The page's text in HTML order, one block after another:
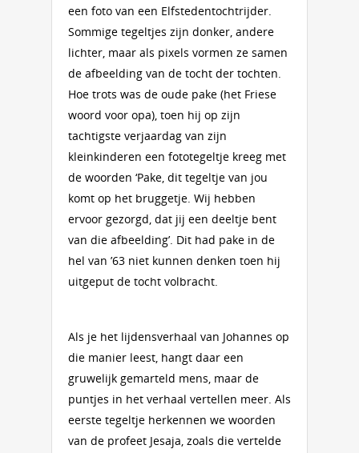
een foto van een Elfstedentochtrijder.
Sommige tegeltjes zijn donker, andere
lichter, maar als pixels vormen ze samen
de afbeelding van de tocht der tochten.
Hoe trots was de oude pake (het Friese
woord voor opa), toen hij op zijn
tachtigste verjaardag van zijn
kleinkinderen een fototegeltje kreeg met
de woorden ‘Pake, dit tegeltje van jou
komt op het bruggetje. Wij hebben
ervoor gezorgd, dat jij een deeltje bent
van die afbeelding’. Dit had pake in de
hel van ’63 niet kunnen denken toen hij
uitgeput de tocht volbracht.
Als je het lijdensverhaal van Johannes op
die manier leest, hangt daar een
gruwelijk gemarteld mens, maar de
puntjes in het verhaal vertellen meer. Als
eerste tegeltje herkennen we woorden
van de profeet Jesaja, zoals die vertelde